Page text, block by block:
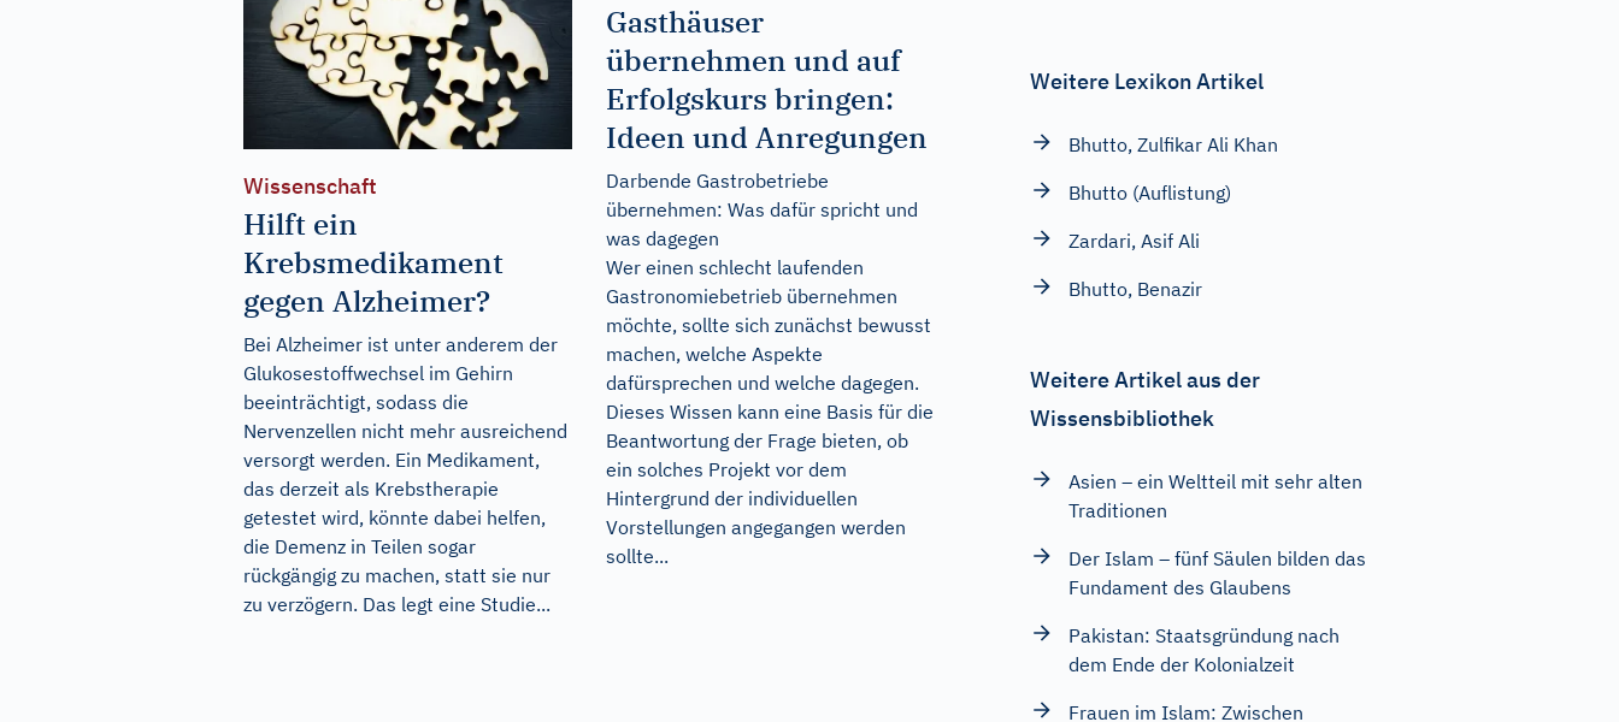
Wissenschaft
Hilft ein
Krebsmedikament
gegen Alzheimer?
Bei Alzheimer ist unter anderem der
Glukosestoffwechsel im Gehirn
beeinträchtigt, sodass die
Nervenzellen nicht mehr ausreichend
versorgt werden. Ein Medikament,
das derzeit als Krebstherapie
getestet wird, könnte dabei helfen,
die Demenz in Teilen sogar
rückgängig zu machen, statt sie nur
zu verzögern. Das legt eine Studie...
Gasthäuser
übernehmen und auf
Erfolgskurs bringen:
Ideen und Anregungen
Darbende Gastrobetriebe
übernehmen: Was dafür spricht und
was dagegen
Wer einen schlecht laufenden
Gastronomiebetrieb übernehmen
möchte, sollte sich zunächst bewusst
machen, welche Aspekte
dafürsprechen und welche dagegen.
Dieses Wissen kann eine Basis für die
Beantwortung der Frage bieten, ob
ein solches Projekt vor dem
Hintergrund der individuellen
Vorstellungen angegangen werden
sollte...
Weitere Lexikon Artikel
Bhutto, Zulfikar Ali Khan
Bhutto (Auflistung)
Zardari, Asif Ali
Bhutto, Benazir
Weitere Artikel aus der
Wissensbibliothek
Asien – ein Weltteil mit sehr alten
Traditionen
Der Islam – fünf Säulen bilden das
Fundament des Glaubens
Pakistan: Staatsgründung nach
dem Ende der Kolonialzeit
Frauen im Islam: Zwischen